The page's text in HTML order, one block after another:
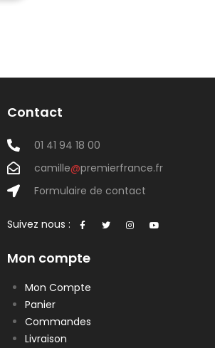
Contact
01 41 94 18 00
camille@premierfrance.fr
Formulaire de contact
Suivez nous :
Mon compte
Mon Compte
Panier
Commandes
Livraison